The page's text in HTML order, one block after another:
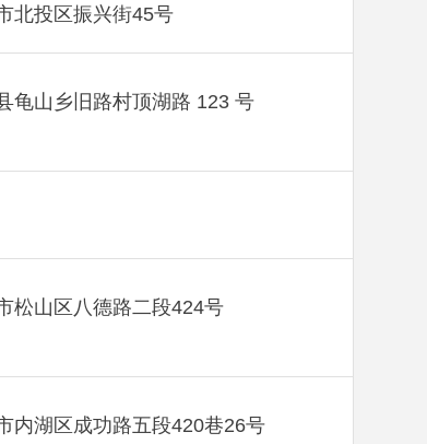
北投区振兴街45号
龟山乡旧路村顶湖路 123 号
松山区八德路二段424号
内湖区成功路五段420巷26号